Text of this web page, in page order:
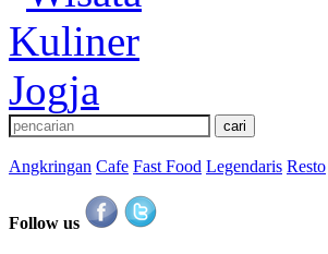
Angkringan Cafe Fast Food Legendaris Resto
Follow us